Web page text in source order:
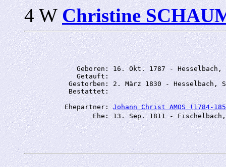
4 WChristine
Geboren: 16. Okt. 1787 -
             Getauft:
Gestorben: 2. März 1830 - Hesselbach,
          Ehepartner:
Johann Christ AMOS (1784-
Ehe: 13. Sep. 1811 -